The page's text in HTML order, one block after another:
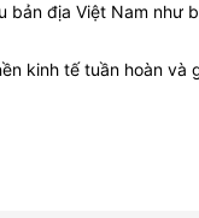
bản địa Việt Nam
kinh tế tuần hoàn và